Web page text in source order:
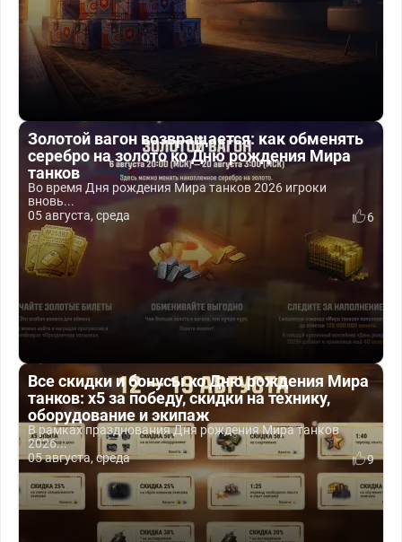
Золотой вагон возвращается: как обменять
серебро на золото ко Дню рождения Мира
танков
Во время Дня рождения Мира танков 2026 игроки
вновь...
05 августа, среда
6
Все скидки и бонусы ко Дню рождения Мира
танков: x5 за победу, скидки на технику,
оборудование и экипаж
В рамках празднования Дня рождения Мира танков
2026...
05 августа, среда
9